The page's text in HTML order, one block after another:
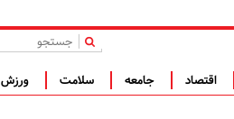
|
اقتصاد جامعه سلامت ورزش